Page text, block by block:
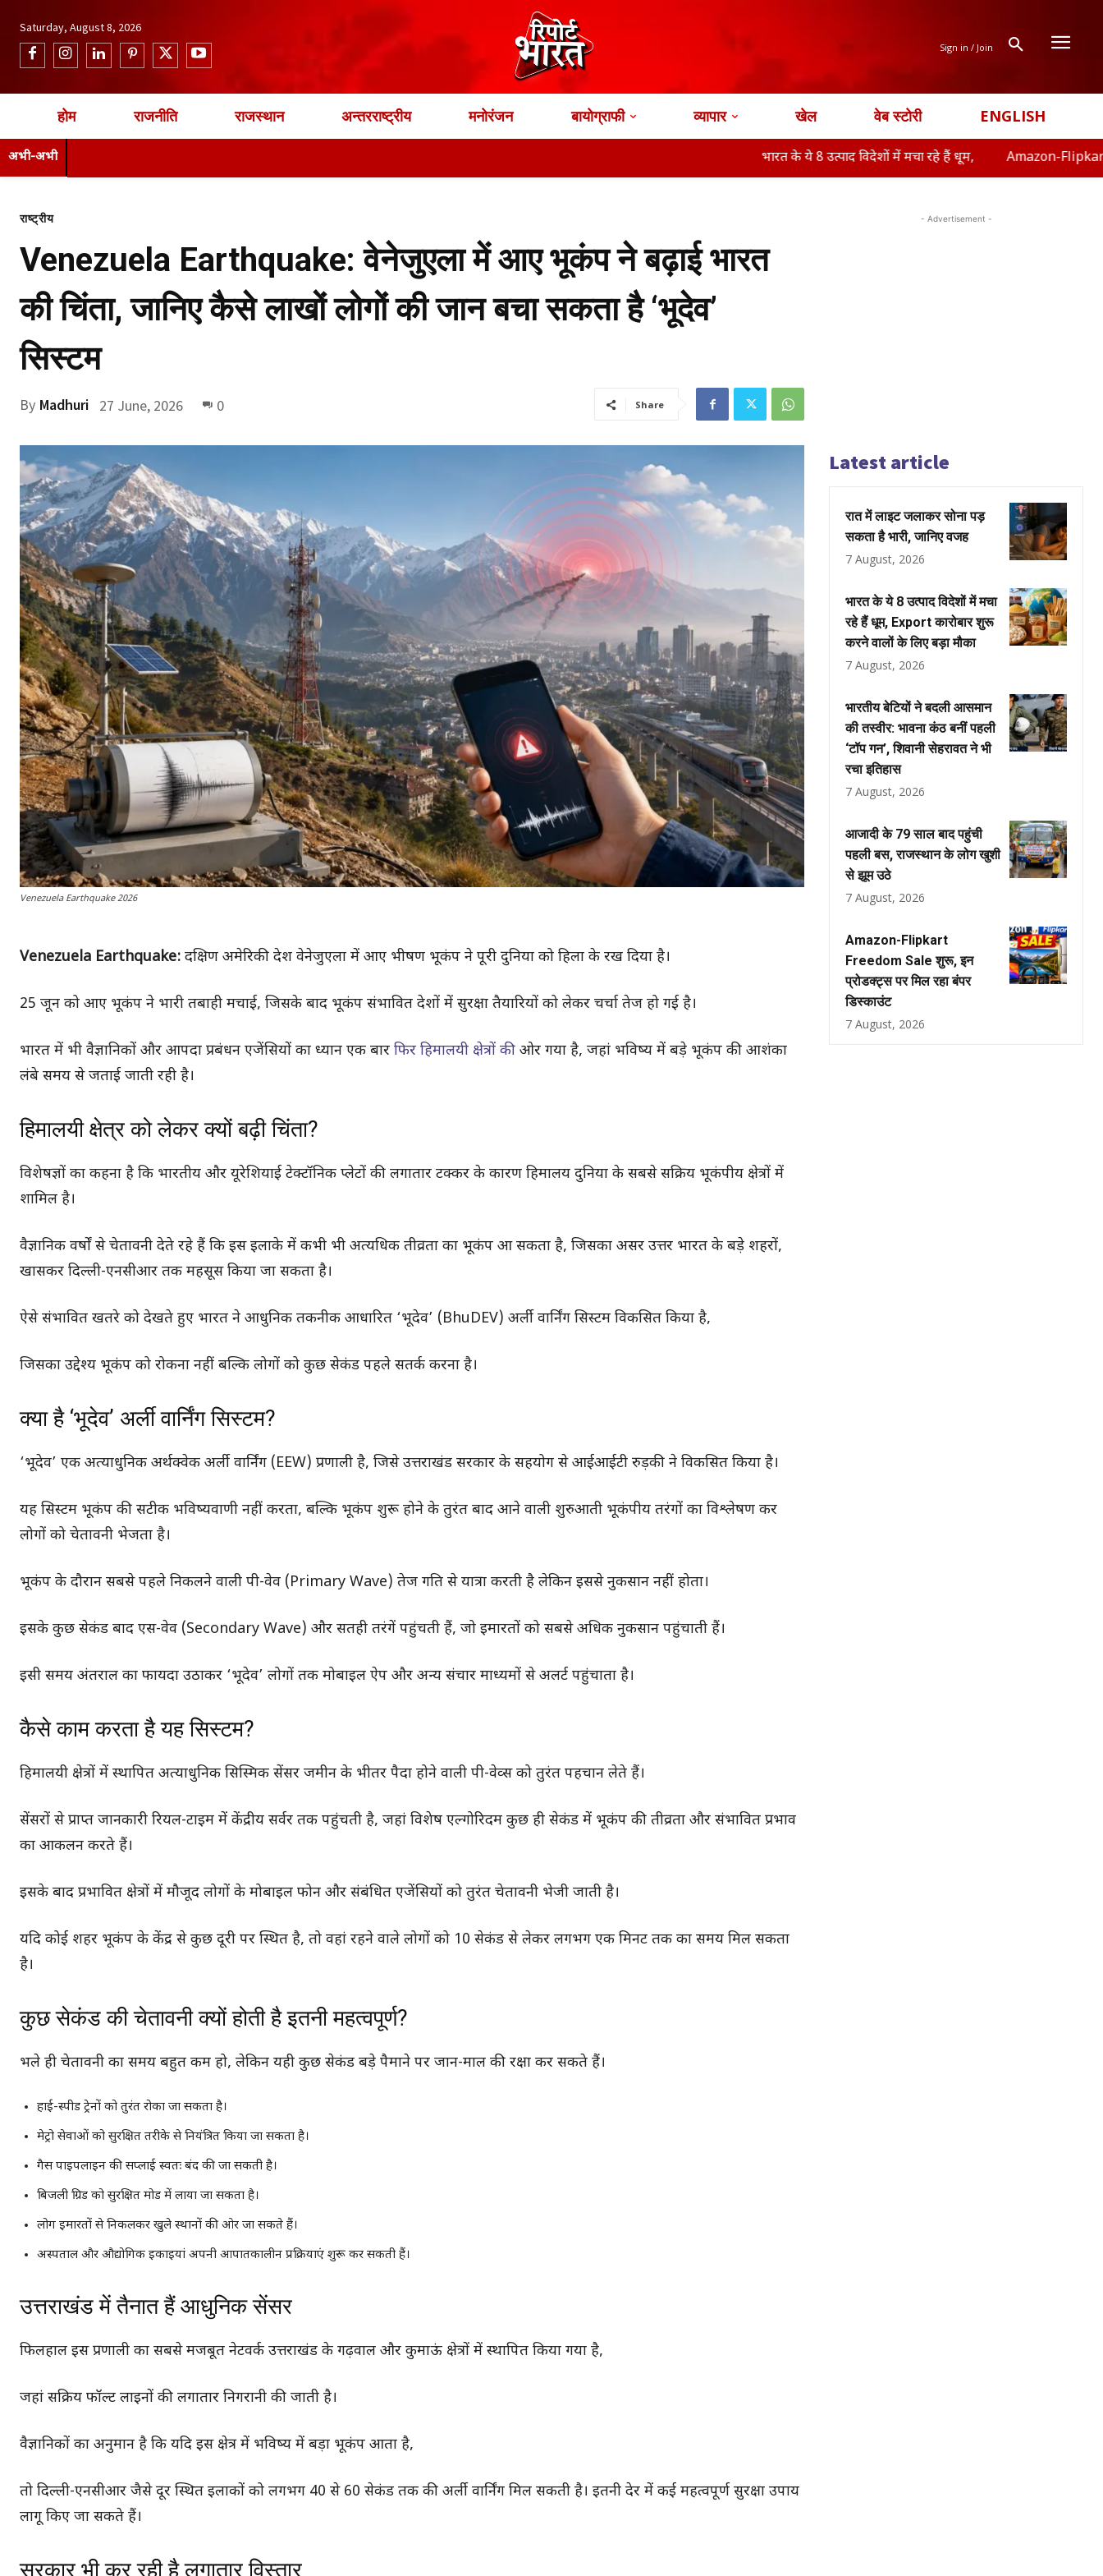
Saturday, August 8, 2026
Sign in / Join
होम राजनीति राजस्थान अन्तरराष्ट्रीय मनोरंजन बायोग्राफी व्यापार खेल वेब स्टोरी ENGLISH
अभी-अभी भारत के ये 8 उत्पाद विदेशों में मचा रहे हैं धूम, Amazon-Flipkart Freedom
राष्ट्रीय
Venezuela Earthquake: वेनेजुएला में आए भूकंप ने बढ़ाई भारत
की चिंता, जानिए कैसे लाखों लोगों की जान बचा सकता है ‘भूदेव’
सिस्टम
By Madhuri 27 June, 2026 0 Share
Venezuela Earthquake 2026
Venezuela Earthquake: दक्षिण अमेरिकी देश वेनेजुएला में आए भीषण भूकंप ने पूरी दुनिया को हिला के रख दिया है।
25 जून को आए भूकंप ने भारी तबाही मचाई, जिसके बाद भूकंप संभावित देशों में सुरक्षा तैयारियों को लेकर चर्चा तेज हो गई है।
भारत में भी वैज्ञानिकों और आपदा प्रबंधन एजेंसियों का ध्यान एक बार फिर हिमालयी क्षेत्रों की ओर गया है, जहां भविष्य में बड़े भूकंप की आशंका
लंबे समय से जताई जाती रही है।
हिमालयी क्षेत्र को लेकर क्यों बढ़ी चिंता?
विशेषज्ञों का कहना है कि भारतीय और यूरेशियाई टेक्टॉनिक प्लेटों की लगातार टक्कर के कारण हिमालय दुनिया के सबसे सक्रिय भूकंपीय क्षेत्रों में
शामिल है।
वैज्ञानिक वर्षों से चेतावनी देते रहे हैं कि इस इलाके में कभी भी अत्यधिक तीव्रता का भूकंप आ सकता है, जिसका असर उत्तर भारत के बड़े शहरों,
खासकर दिल्ली-एनसीआर तक महसूस किया जा सकता है।
ऐसे संभावित खतरे को देखते हुए भारत ने आधुनिक तकनीक आधारित ‘भूदेव’ (BhuDEV) अर्ली वार्निंग सिस्टम विकसित किया है,
जिसका उद्देश्य भूकंप को रोकना नहीं बल्कि लोगों को कुछ सेकंड पहले सतर्क करना है।
क्या है ‘भूदेव’ अर्ली वार्निंग सिस्टम?
‘भूदेव’ एक अत्याधुनिक अर्थक्वेक अर्ली वार्निंग (EEW) प्रणाली है, जिसे उत्तराखंड सरकार के सहयोग से आईआईटी रुड़की ने विकसित किया है।
यह सिस्टम भूकंप की सटीक भविष्यवाणी नहीं करता, बल्कि भूकंप शुरू होने के तुरंत बाद आने वाली शुरुआती भूकंपीय तरंगों का विश्लेषण कर
लोगों को चेतावनी भेजता है।
भूकंप के दौरान सबसे पहले निकलने वाली पी-वेव (Primary Wave) तेज गति से यात्रा करती है लेकिन इससे नुकसान नहीं होता।
इसके कुछ सेकंड बाद एस-वेव (Secondary Wave) और सतही तरंगें पहुंचती हैं, जो इमारतों को सबसे अधिक नुकसान पहुंचाती हैं।
इसी समय अंतराल का फायदा उठाकर ‘भूदेव’ लोगों तक मोबाइल ऐप और अन्य संचार माध्यमों से अलर्ट पहुंचाता है।
कैसे काम करता है यह सिस्टम?
हिमालयी क्षेत्रों में स्थापित अत्याधुनिक सिस्मिक सेंसर जमीन के भीतर पैदा होने वाली पी-वेव्स को तुरंत पहचान लेते हैं।
सेंसरों से प्राप्त जानकारी रियल-टाइम में केंद्रीय सर्वर तक पहुंचती है, जहां विशेष एल्गोरिदम कुछ ही सेकंड में भूकंप की तीव्रता और संभावित प्रभाव
का आकलन करते हैं।
इसके बाद प्रभावित क्षेत्रों में मौजूद लोगों के मोबाइल फोन और संबंधित एजेंसियों को तुरंत चेतावनी भेजी जाती है।
यदि कोई शहर भूकंप के केंद्र से कुछ दूरी पर स्थित है, तो वहां रहने वाले लोगों को 10 सेकंड से लेकर लगभग एक मिनट तक का समय मिल सकता
है।
कुछ सेकंड की चेतावनी क्यों होती है इतनी महत्वपूर्ण?
भले ही चेतावनी का समय बहुत कम हो, लेकिन यही कुछ सेकंड बड़े पैमाने पर जान-माल की रक्षा कर सकते हैं।
हाई-स्पीड ट्रेनों को तुरंत रोका जा सकता है।
मेट्रो सेवाओं को सुरक्षित तरीके से नियंत्रित किया जा सकता है।
गैस पाइपलाइन की सप्लाई स्वतः बंद की जा सकती है।
बिजली ग्रिड को सुरक्षित मोड में लाया जा सकता है।
लोग इमारतों से निकलकर खुले स्थानों की ओर जा सकते हैं।
अस्पताल और औद्योगिक इकाइयां अपनी आपातकालीन प्रक्रियाएं शुरू कर सकती हैं।
उत्तराखंड में तैनात हैं आधुनिक सेंसर
फिलहाल इस प्रणाली का सबसे मजबूत नेटवर्क उत्तराखंड के गढ़वाल और कुमाऊं क्षेत्रों में स्थापित किया गया है,
जहां सक्रिय फॉल्ट लाइनों की लगातार निगरानी की जाती है।
वैज्ञानिकों का अनुमान है कि यदि इस क्षेत्र में भविष्य में बड़ा भूकंप आता है,
तो दिल्ली-एनसीआर जैसे दूर स्थित इलाकों को लगभग 40 से 60 सेकंड तक की अर्ली वार्निंग मिल सकती है। इतनी देर में कई महत्वपूर्ण सुरक्षा उपाय
लागू किए जा सकते हैं।
सरकार भी कर रही है लगातार विस्तार
- Advertisement -
Latest article
रात में लाइट जलाकर सोना पड़
सकता है भारी, जानिए वजह
7 August, 2026
भारत के ये 8 उत्पाद विदेशों में मचा
रहे हैं धूम, Export कारोबार शुरू
करने वालों के लिए बड़ा मौका
7 August, 2026
भारतीय बेटियों ने बदली आसमान
की तस्वीर: भावना कंठ बनीं पहली
‘टॉप गन’, शिवानी सेहरावत ने भी
रचा इतिहास
7 August, 2026
आजादी के 79 साल बाद पहुंची
पहली बस, राजस्थान के लोग खुशी
से झूम उठे
7 August, 2026
Amazon-Flipkart
Freedom Sale शुरू, इन
प्रोडक्ट्स पर मिल रहा बंपर
डिस्काउंट
7 August, 2026